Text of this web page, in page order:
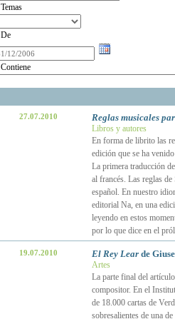
Temas
De
Contiene
27.07.2010 Reglas musicales
Libros y autores
En forma de librito las
edición que se ha
La primera traducción
al francés. Las reglas
español. En nuestro
editorial Na, en una
leyendo en estos
por lo que dice en el
19.07.2010 El Rey Learde
Artes
La parte final del
compositor. En el
de 18.000 cartas de
sobresalientes de una